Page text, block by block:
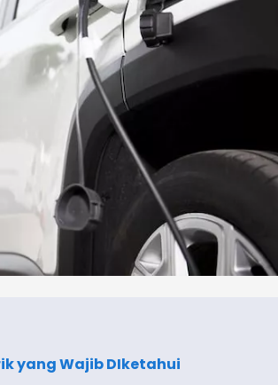
yang Wajib DIketahui